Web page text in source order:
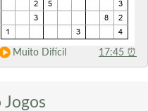
Muito Difícil 17:45 ⏰
Jogos